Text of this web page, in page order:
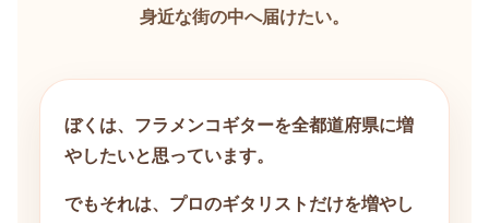
身近な街の中へ届けたい。
ぼくは、フラメンコギターを全都道府県に増
やしたいと思っています。
でもそれは、プロのギタリストだけを増やし